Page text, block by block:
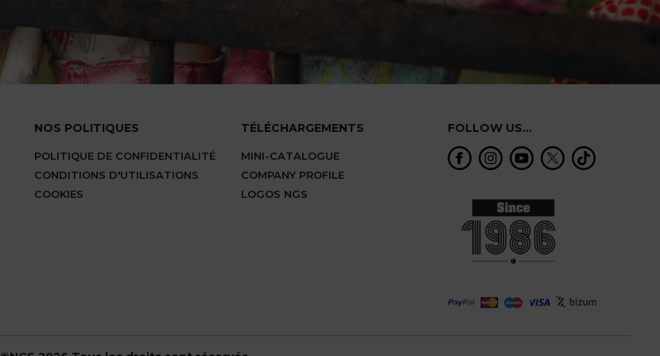
NOS POLITIQUES
POLITIQUE DE CONFIDENTIALITÉ
CONDITIONS D'UTILISATIONS
COOKIES
TÉLÉCHARGEMENTS
MINI-CATALOGUE
COMPANY PROFILE
LOGOS NGS
FOLLOW US...